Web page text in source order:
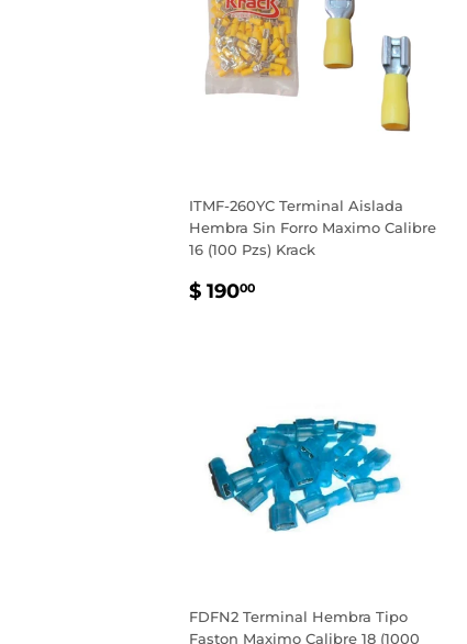
ITMF-260YC Terminal Aislada
Hembra Sin Forro Maximo Calibre
16 (100 Pzs) Krack
PRECIO
$ 19000
FDFN2 Terminal Hembra Tipo
Faston Maximo Calibre 18 (1000